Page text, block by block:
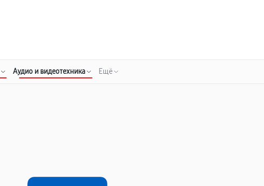
Аудио и видеотехника Ещё